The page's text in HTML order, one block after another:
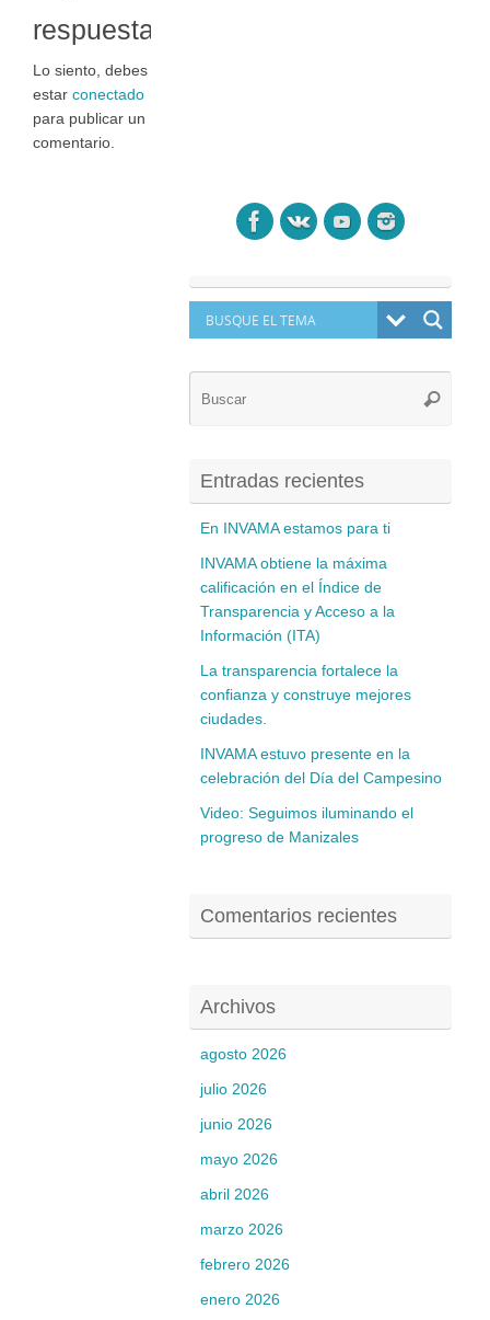
respuesta
Lo siento, debes
estar conectado
para publicar un
comentario.
Buscar
Entradas recientes
En INVAMA estamos para ti
INVAMA obtiene la máxima
calificación en el Índice de
Transparencia y Acceso a la
Información (ITA)
La transparencia fortalece la
confianza y construye mejores
ciudades.
INVAMA estuvo presente en la
celebración del Día del Campesino
Video: Seguimos iluminando el
progreso de Manizales
Comentarios recientes
Archivos
agosto 2026
julio 2026
junio 2026
mayo 2026
abril 2026
marzo 2026
febrero 2026
enero 2026